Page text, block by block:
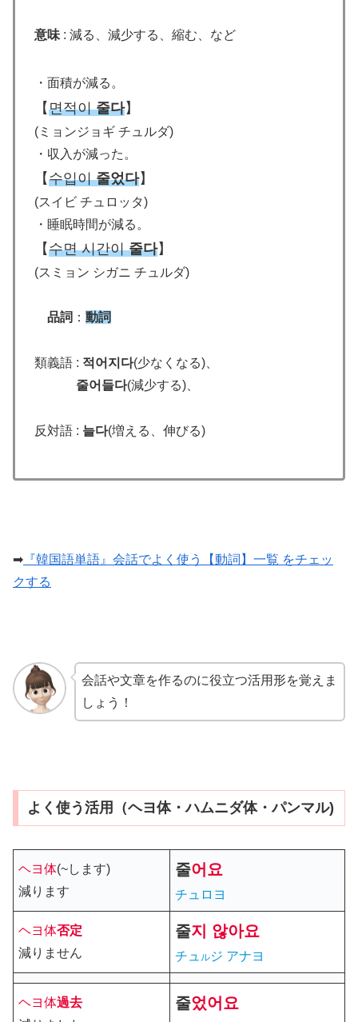
意味 : 減る、減少する、縮む、など
・面積が減る。
【면적이줄다】
(ミョンジョギ チュルダ)
・収入が減った。
【수입이줄었다】
(スイビ チュロッタ)
・睡眠時間が減る。
【수면 시간이줄다】
(スミョン シガニ チュルダ)
品詞 ： 動詞
類義語 : 적어지다(少なくなる)、
줄어들다(減少する)、
反対語 : 늘다(増える、伸びる)
➡ 『韓国語単語』会話でよく使う【動詞】一覧 をチェッ
クする
会話や文章を作るのに役立つ活用形を覚えま
しょう！
よく使う活用（ヘヨ体・ハムニダ体・パンマル)
ヘヨ体(~します)
減ります
줄어요
チュロヨ
ヘヨ体否定
減りません
줄지 않아요
チュ ルジ アナヨ
ヘヨ体過去
줄었어요